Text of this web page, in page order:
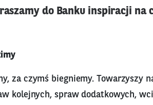
do Banku inspiracji na
za czymś biegniemy. Towarzyszy
kolejnych, spraw dodatkowych,